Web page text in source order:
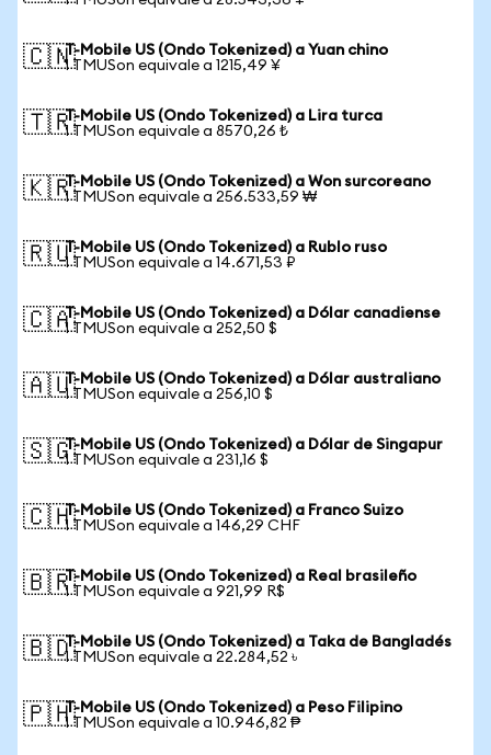
🇨🇳T-Mobile US (Ondo Tokenized) a Yuan chino
1 TMUSon equivale a 1215,49 ¥
🇹🇷T-Mobile US (Ondo Tokenized) a Lira turca
1 TMUSon equivale a 8570,26 ₺
🇰🇷T-Mobile US (Ondo Tokenized) a Won surcoreano
1 TMUSon equivale a 256.533,59 ₩
🇷🇺T-Mobile US (Ondo Tokenized) a Rublo ruso
1 TMUSon equivale a 14.671,53 ₽
🇨🇦T-Mobile US (Ondo Tokenized) a Dólar canadiense
1 TMUSon equivale a 252,50 $
🇦🇺T-Mobile US (Ondo Tokenized) a Dólar australiano
1 TMUSon equivale a 256,10 $
🇸🇬T-Mobile US (Ondo Tokenized) a Dólar de Singapur
1 TMUSon equivale a 231,16 $
🇨🇭T-Mobile US (Ondo Tokenized) a Franco Suizo
1 TMUSon equivale a 146,29 CHF
🇧🇷T-Mobile US (Ondo Tokenized) a Real brasileño
1 TMUSon equivale a 921,99 R$
🇧🇩T-Mobile US (Ondo Tokenized) a Taka de Bangladés
1 TMUSon equivale a 22.284,52 ৳
🇵🇭T-Mobile US (Ondo Tokenized) a Peso Filipino
1 TMUSon equivale a 10.946,82 ₱